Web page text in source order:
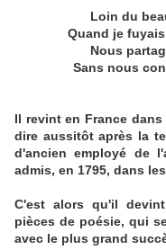
Loin du
Quand je
Nous
Sans nous
Il revint en France
dire aussitôt après la
d'ancien employé de
admis, en 1795, dans
C'est alors qu'il
pièces de poésie, qui
avec le plus grand